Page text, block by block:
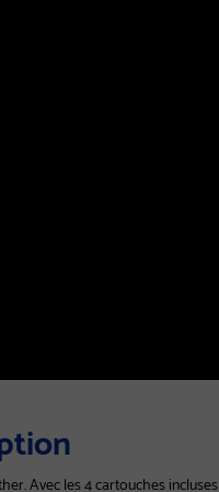
Avec les 4 cartouches incluses